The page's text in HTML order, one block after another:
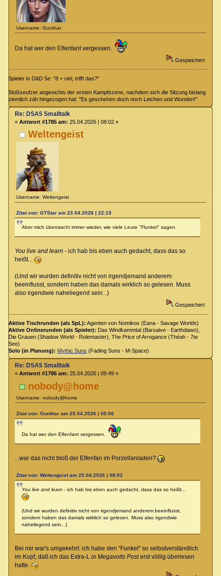
Username: Gunthar
Da hat wer den Elfenfant vergessen.
Gespeichert
Spieler in D&D 5e: "8 + viel, trifft das?"
Stoßseufzer angesichts der ersten Kampfszene, nachdem sich die Sitzung bislang
ziemlich zäh hingezogen hat: "Es geschehen doch noch Leichen und Wunden!"
Weltengeist
Username: Weltengeist
Re: DSA5 Smalltalk
« Antwort #1785 am: 25.04.2026 | 08:02 »
Zitat von: GTStar am 23.04.2026 | 22:15
Aber mich überrascht immer wieder, wie viele Leute "Flunkel" sagen.
You live and learn - ich hab bis eben auch gedacht, dass das so
heißt...
(Und wir wurden definitiv nicht von irgendjemand anderem
beeinflusst, sondern haben das damals wirklich so gelesen. Muss
also irgendwie naheliegend sein...)
Gespeichert
Aktive Tischrunden (als SpL): Agenten von Nomikos (Eana - Savage Worlds)
Aktive Onlinerunden (als Spieler): Das Windkammtal (Barsaive - Earthdawn),
Die Grauen (Shadow World - Rolemaster), The Price of Arrogance (Théah - 7te
See)
Solo (in Planung): Mythic Suns (Fading Suns - M-Space)
nobody@home
Username: nobody@home
Re: DSA5 Smalltalk
« Antwort #1786 am: 25.04.2026 | 09:49 »
Zitat von: Gunthar am 25.04.2026 | 00:06
Da hat wer den Elfenfant vergessen.
...war das nicht bloß der Elfenfan im Porzellanladen?
Zitat von: Weltengeist am 25.04.2026 | 08:02
You live and learn - ich hab bis eben auch gedacht, dass das so heißt...
(Und wir wurden definitiv nicht von irgendjemand anderem beeinflusst,
sondern haben das damals wirklich so gelesen. Muss also irgendwie
naheliegend sein...)
Bei mir war's umgekehrt: ich habe den "Funkel" so selbstverständlich
im Kopf, daß ich das Extra-L in Megavolts Posterst völlig überlesen
hatte.